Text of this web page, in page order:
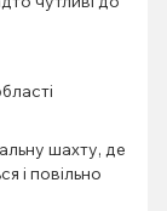
шахту, де
і повільно